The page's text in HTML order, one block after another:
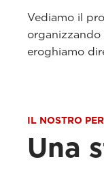
Vediamo il
organizzando
eroghiamo
IL NOSTRO
Una